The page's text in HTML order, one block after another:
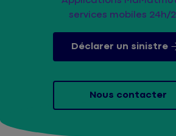
services mobiles 24h/
Déclarer un sinistre
Nous contacter